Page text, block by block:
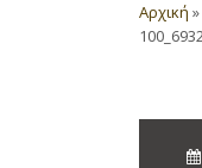
Αρχική »